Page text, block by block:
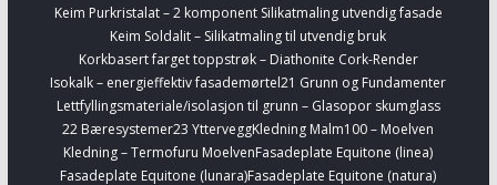
Keim Purkristalat – 2 komponent Silikatmaling utvendig fasade
Keim Soldalit – Silikatmaling til utvendig bruk
Korkbasert farget toppstrøk – Diathonite Cork-Render
Isokalk – energieffektiv fasademørtel21 Grunn og Fundamenter
Lettfyllingsmateriale/isolasjon til grunn – Glasopor skumglass
22 Bæresystemer23 YtterveggKledning Malm100 – Moelven
Kledning – Termofuru MoelvenFasadeplate Equitone (linea)
Fasadeplate Equitone (lunara)Fasadeplate Equitone (natura)